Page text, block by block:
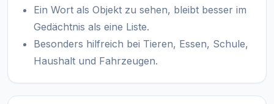
Ein Wort als Objekt zu sehen, bleibt besser im
Gedächtnis als eine Liste.
Besonders hilfreich bei Tieren, Essen, Schule,
Haushalt und Fahrzeugen.